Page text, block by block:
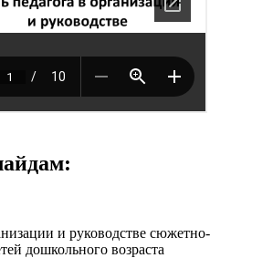
и руководстве сюжетно-
дошкольного возраста